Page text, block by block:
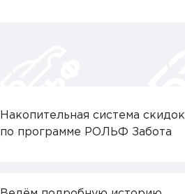
Накопительная система скидок
по программе РОЛЬФ Забота